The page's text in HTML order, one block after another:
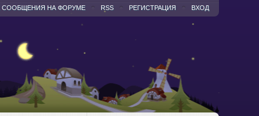
ВХОД
РЕГИСТРАЦИЯ
RSS
СООБЩЕНИЯ НА ФОРУМЕ